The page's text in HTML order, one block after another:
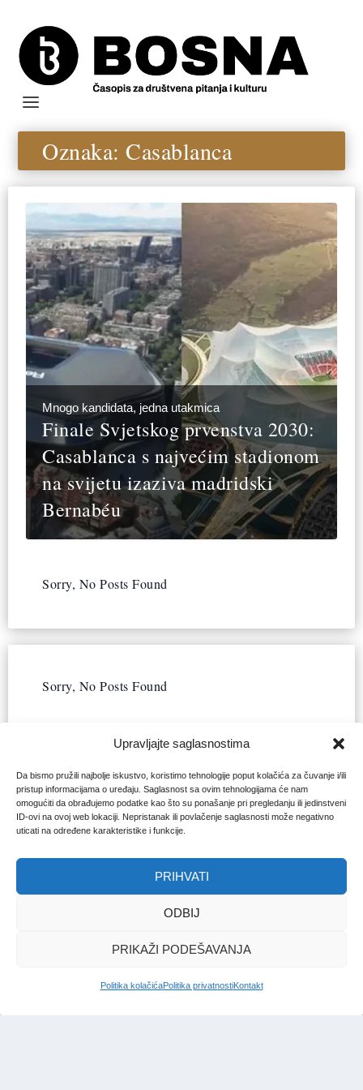
Upravljajte saglasnostima
Da bismo pružili najbolje iskustvo, koristimo tehnologije poput kolačića za čuvanje i/ili
pristup informacijama o uređaju. Saglasnost sa ovim tehnologijama će nam
omogućiti da obrađujemo podatke kao što su ponašanje pri pregledanju ili jedinstveni
ID-ovi na ovoj web lokaciji. Nepristanak ili povlačenje saglasnosti može negativno
uticati na određene karakteristike i funkcije.
PRIHVATI
ODBIJ
PRIKAŽI PODEŠAVANJA
Politika kolačićaPolitika privatnostiKontakt
Oznaka:Casablanca
Mnogo kandidata, jedna utakmica
Finale Svjetskog prvenstva 2030:
Casablanca s najvećim stadionom
na svijetu izaziva madridski
Bernabéu
Sorry, No Posts Found
Sorry, No Posts Found